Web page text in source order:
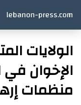
lebanon-press.com
الولايات
الإخوان في
منظمات